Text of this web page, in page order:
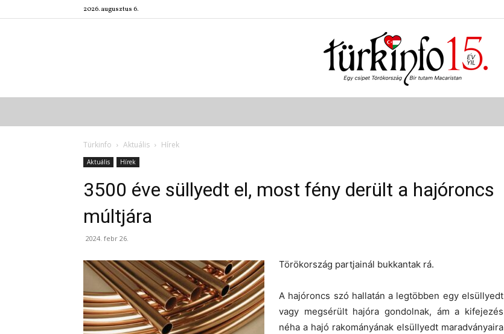
2026. augusztus 6.
Türkinfo
Türkinfo Aktuális Hírek
Aktuális Hírek
3500 éve süllyedt el, most fény derült a hajóroncs
múltjára
2024. febr 26.
Törökország partjainál bukkantak rá.
A hajóroncs szó hallatán a legtöbben egy elsüllyedt
vagy megsérült hajóra gondolnak, ám a kifejezés
néha a hajó rakományának elsüllyedt maradványaira